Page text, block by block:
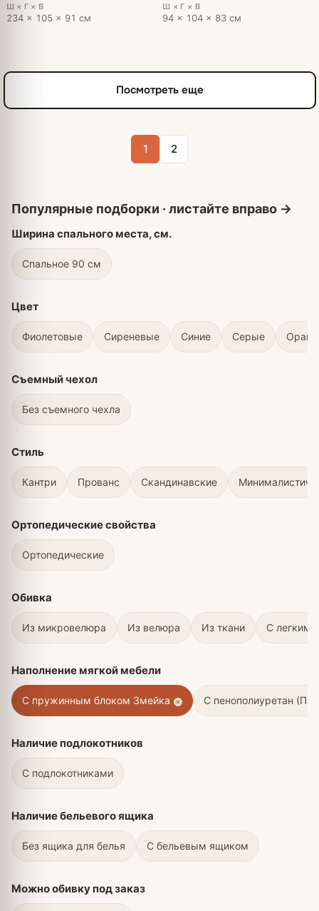
Ш × Г × В
234 × 105 × 91 см
Ш × Г × В
94 × 104 × 83 см
Посмотреть еще
1 2
Ширина спального места, см.
Спальное 90 см
Цвет
Фиолетовые Сиреневые Синие Серые
Съемный чехол
Без съемного чехла
Стиль
Кантри Прованс Скандинавские
Ортопедические свойства
Ортопедические
Обивка
Из микровелюра Из велюра Из ткани С легким
Наполнение мягкой мебели
С пружинным блоком Змейка С пенополиуретан
Наличие подлокотников
С подлокотниками
Наличие бельевого ящика
Без ящика для белья С бельевым ящиком
Можно обивку под заказ